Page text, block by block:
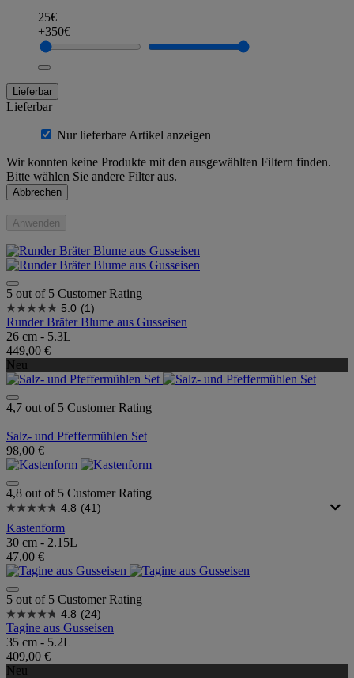
25€
+350€
Lieferbar
Lieferbar
Nur lieferbare Artikel anzeigen
Wir konnten keine Produkte mit den ausgewählten Filtern finden.
Bitte wählen Sie andere Filter aus.
Abbrechen
Anwenden
5 out of 5 Customer Rating
5.0 (1)
Runder Bräter Blume aus Gusseisen
26 cm - 5.3L
449,00 €
Neu
4,7 out of 5 Customer Rating
Salz- und Pfeffermühlen Set
98,00 €
4,8 out of 5 Customer Rating
4.8 (41)
Kastenform
30 cm - 2.15L
47,00 €
5 out of 5 Customer Rating
4.8 (24)
Tagine aus Gusseisen
35 cm - 5.2L
409,00 €
Neu